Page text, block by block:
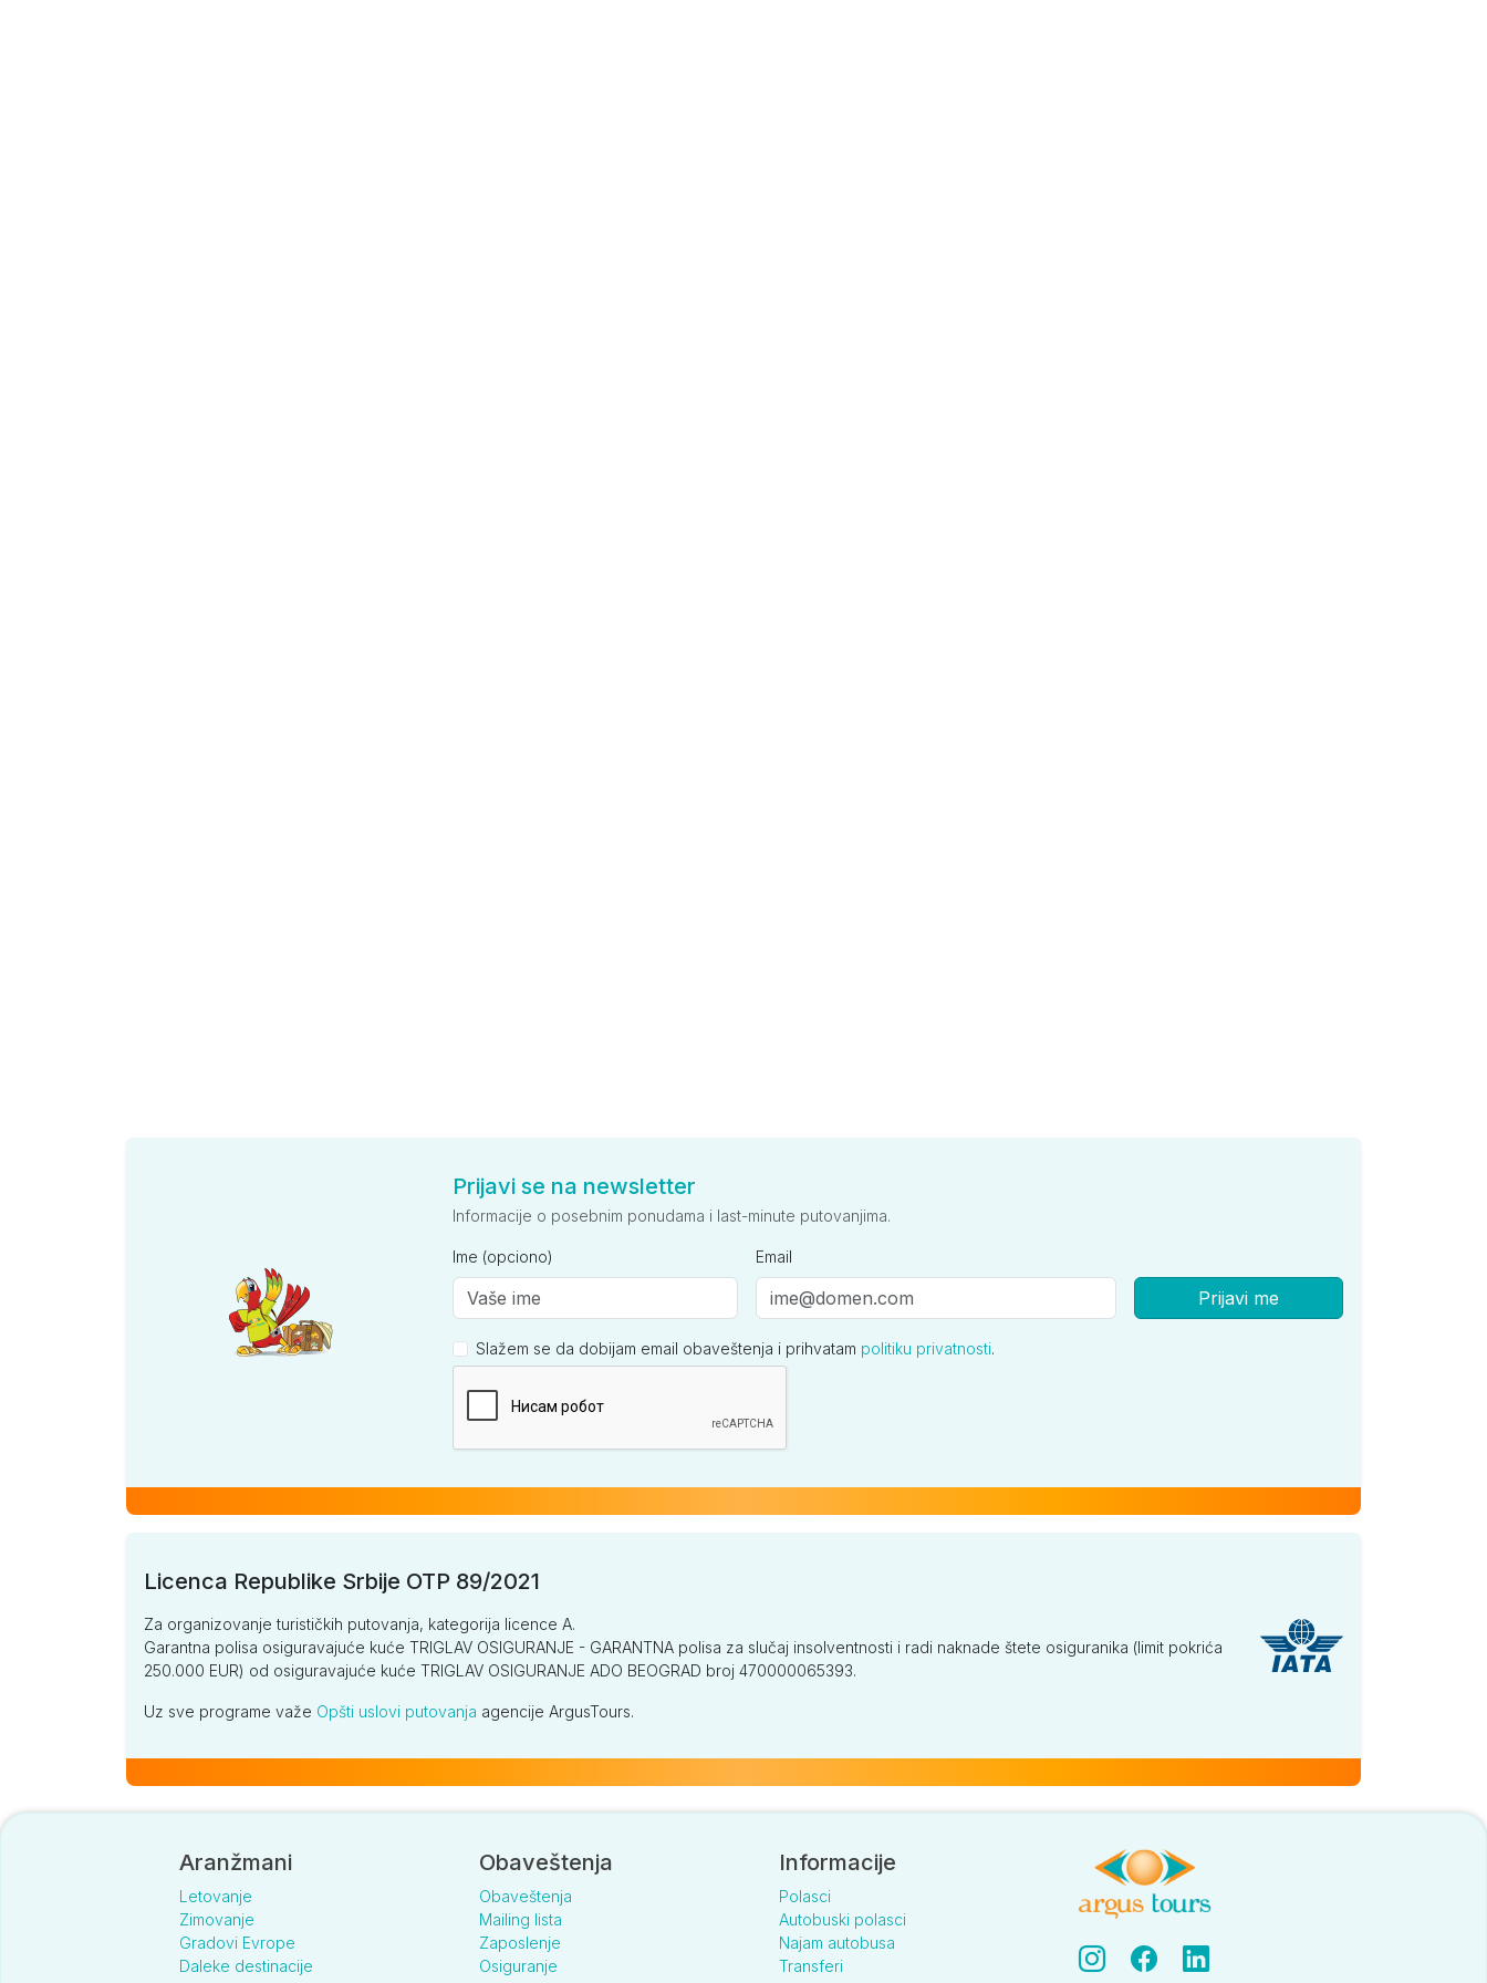
Prijavi se na newsletter
Informacije o posebnim ponudama i last-minute putovanjima.
Ime (opciono) Email
Prijavi me
Slažem se da dobijam email obaveštenja i prihvatam politiku privatnosti.
Licenca Republike Srbije OTP 89/2021
Za organizovanje turističkih putovanja, kategorija licence A.
Garantna polisa osiguravajuće kuće TRIGLAV OSIGURANJE - GARANTNA polisa za slučaj insolventnosti i radi naknade štete osiguranika (limit pokrića
250.000 EUR) od osiguravajuće kuće TRIGLAV OSIGURANJE ADO BEOGRAD broj 470000065393.
Uz sve programe važe Opšti uslovi putovanja agencije ArgusTours.
Aranžmani
Letovanje
Zimovanje
Gradovi Evrope
Daleke destinacije
Obaveštenja
Obaveštenja
Mailing lista
Zaposlenje
Osiguranje
Informacije
Polasci
Autobuski polasci
Najam autobusa
Transferi